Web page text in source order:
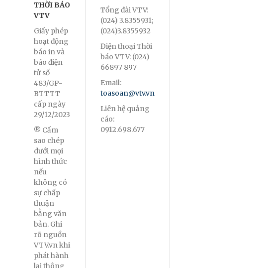
THỜI BÁO
VTV
Giấy phép
hoạt động
báo in và
báo điện
tử số
483/GP-
BTTTT
cấp ngày
29/12/2023
® Cấm
sao chép
dưới mọi
hình thức
nếu
không có
sự chấp
thuận
bằng văn
bản. Ghi
rõ nguồn
VTV.vn khi
phát hành
lại thông
Tổng đài VTV:
(024) 3.8355931;
(024)3.8355932
Điện thoại Thời
báo VTV: (024)
66897 897
Email:
toasoan@vtv.vn
Liên hệ quảng
cáo:
0912.698.677